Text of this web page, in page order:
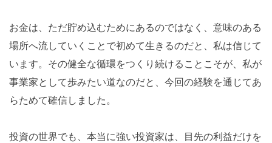
お金は、ただ貯め込むためにあるのではなく、意味のある
場所へ流していくことで初めて生きるのだと、私は信じて
います。その健全な循環をつくり続けることこそが、私が
事業家として歩みたい道なのだと、今回の経験を通じてあ
らためて確信しました。
投資の世界でも、本当に強い投資家は、目先の利益だけを